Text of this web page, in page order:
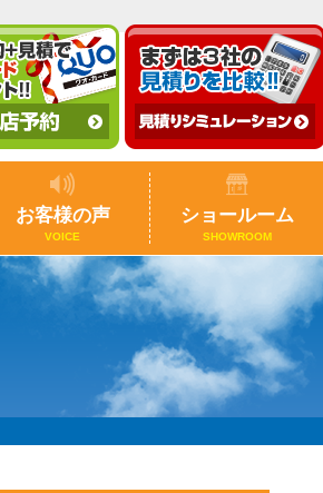
お客様の声
VOICE
ショールーム
SHOWROOM